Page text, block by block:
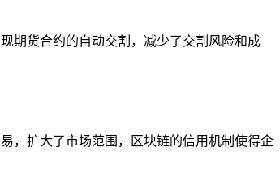
期货合约的自动交割，减少了交割风险和成
，扩大了市场范围，区块链的信用机制使得企